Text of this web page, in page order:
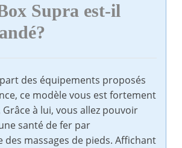
Supra est-il
des équipements proposés
ce modèle vous est fortement
à lui, vous allez pouvoir
santé de fer par
des massages de pieds. Affichant